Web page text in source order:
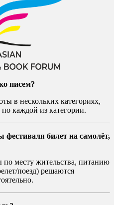
писем?
в нескольких категориях,
каждой из категории.
билет на самолёт,
месту жительства, питанию
поезд) решаются